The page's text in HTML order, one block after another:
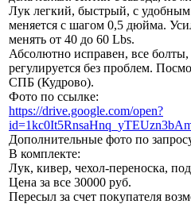
Лук легкий, быстрый, с удобным
меняется с шагом 0,5 дюйма.
менять от 40 до 60 Lbs.
Абсолютно исправен, все болты,
регулируется без проблем.
СПБ (Кудрово).
Фото по ссылке:
https://drive.google.com/open?
Дополнительные фото по
В комплекте:
Лук, кивер, чехол-переноска,
Цена за все 30000 руб.
Пересыл за счет покупателя